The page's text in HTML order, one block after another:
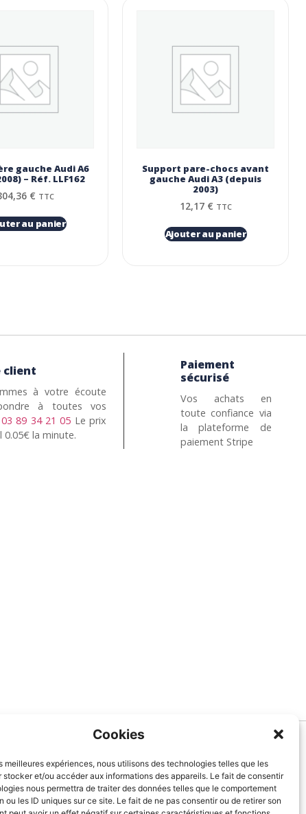
Cookies
meilleures expériences, nous utilisons des technologies telles que les
stocker et/ou accéder aux informations des appareils. Le fait de consentir
nous permettra de traiter des données telles que le comportement
ou les ID uniques sur ce site. Le fait de ne pas consentir ou de retirer son
gauche Audi A6
– Réf. LLF162
€ TTC
au panier
Support pare-chocs avant
gauche Audi A3 (depuis
2003)
12,17 € TTC
Ajouter au panier
client
à votre écoute
à toutes vos
03 89 34 21 05 Le prix
0.05€ la minute.
Paiement
sécurisé
Vos achats en
toute confiance via
la plateforme de
paiement Stripe
À Propos de nous
Blog